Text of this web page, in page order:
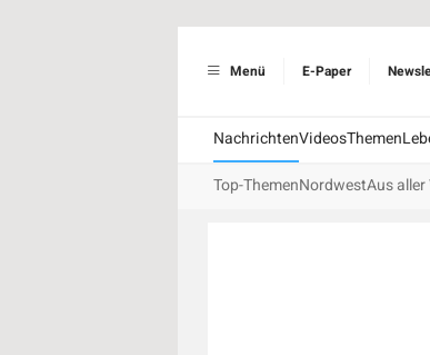
Menü E-Paper
NachrichtenVideosThemen
Top-ThemenNordwestAus aller